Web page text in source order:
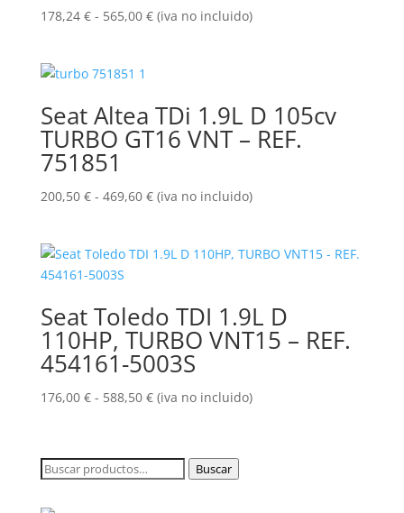
178,24 € - 565,00 €Rango
hasta
565,00 €
(iva no incluido)
Seat Altea TDi 1.9L D 105cv
TURBO GT16 VNT – REF.
751851
200,50 € - 469,60 €Rango
desde
469,60 €
(iva no incluido)
Seat Toledo TDI 1.9L D
110HP, TURBO VNT15 – REF.
454161-5003S
176,00 € - 588,50 €Rango
desde
176,00 €
(iva no incluido)
Buscar
Buscar